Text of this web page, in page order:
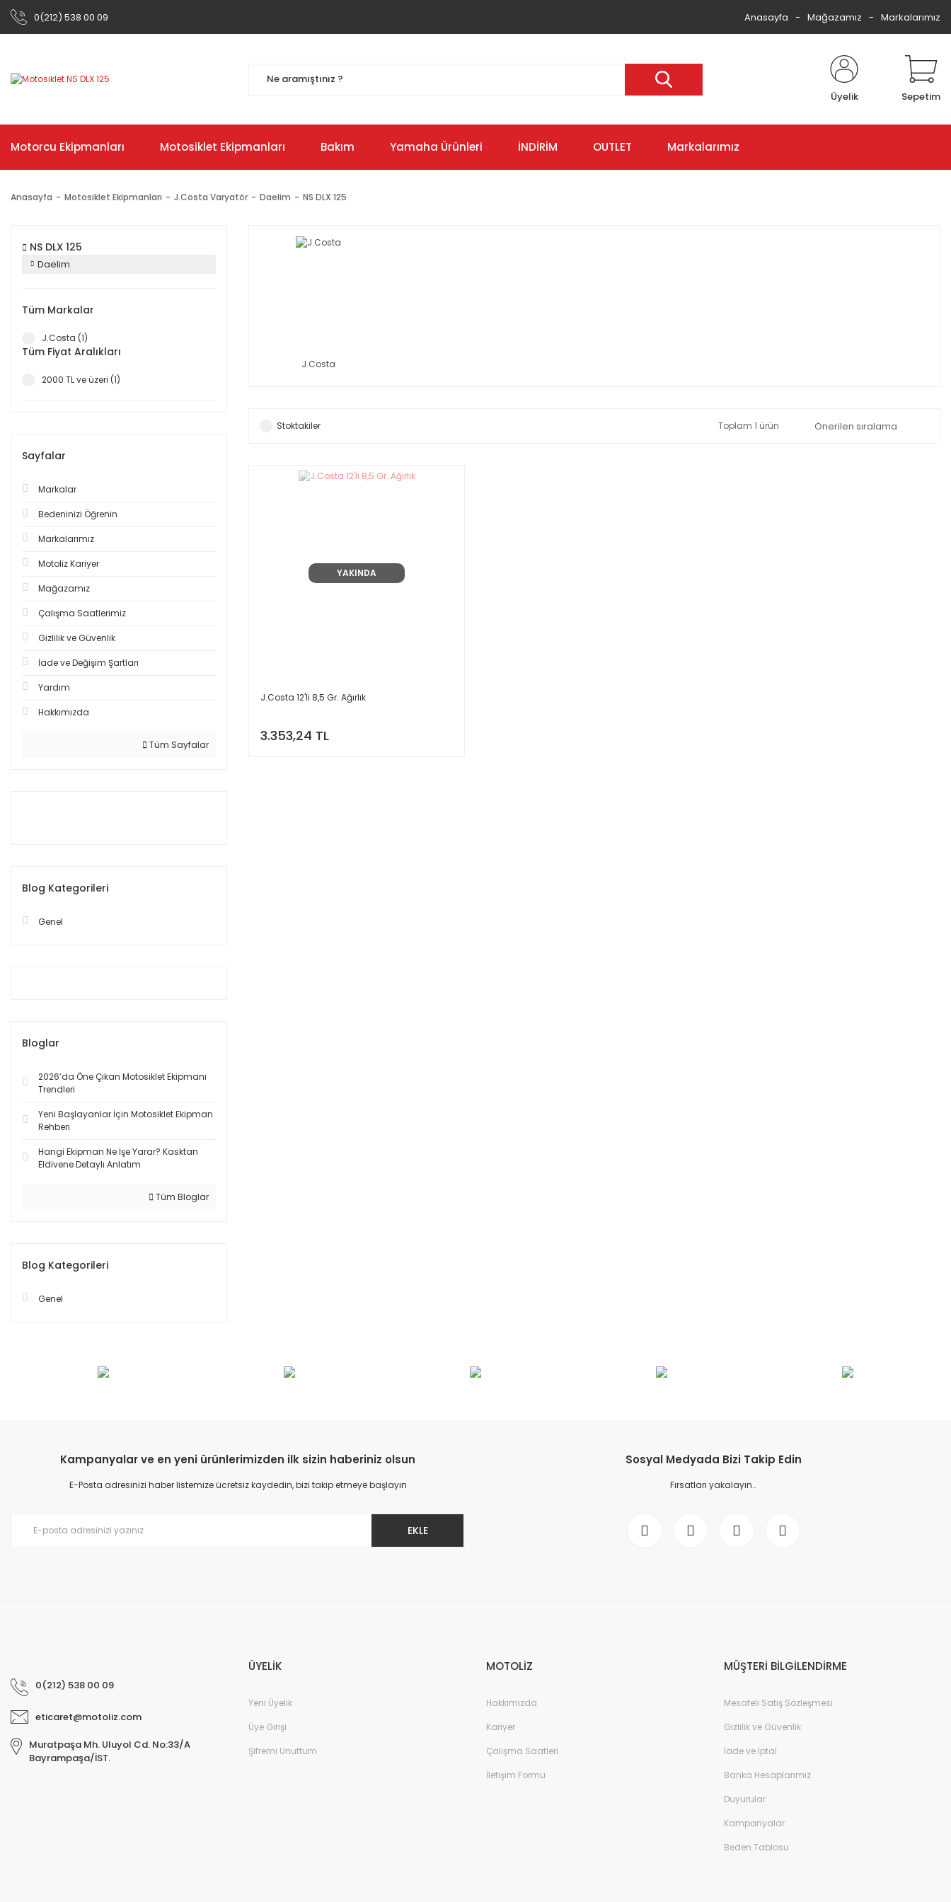
0(212) 538 00 09 Anasayfa Mağazamız Markalarımız
Üyelik Sepetim
Motorcu Ekipmanları Motosiklet Ekipmanları Bakım Yamaha Ürünleri İNDİRİM OUTLET Markalarımız
Anasayfa Motosiklet Ekipmanları J.Costa Varyatör Daelim NS DLX 125
NS DLX 125
Daelim
Tüm Markalar
J.Costa (1)
Tüm Fiyat Aralıkları
2000 TL ve üzeri (1)
Sayfalar
Markalar
Bedeninizi Öğrenin
Markalarımız
Motoliz Kariyer
Mağazamız
Çalışma Saatlerimiz
Gizlilik ve Güvenlik
İade ve Değişim Şartları
Yardım
Hakkımızda
Tüm Sayfalar
Blog Kategorileri
Genel
Bloglar
2026’da Öne Çıkan Motosiklet Ekipmanı
Trendleri
Yeni Başlayanlar İçin Motosiklet Ekipman
Rehberi
Hangi Ekipman Ne İşe Yarar? Kasktan
Eldivene Detaylı Anlatım
Tüm Bloglar
Blog Kategorileri
Genel
J.Costa
Stoktakiler Toplam 1 ürün
YAKINDA
J.Costa 12'li 8,5 Gr. Ağırlık
3.353,24 TL
Kampanyalar ve en yeni ürünlerimizden ilk sizin haberiniz olsun
E-Posta adresinizi haber listemize ücretsiz kaydedin, bizi takip etmeye başlayın
EKLE
Sosyal Medyada Bizi Takip Edin
Fırsatları yakalayın..
0(212) 538 00 09
eticaret@motoliz.com
Muratpaşa Mh. Uluyol Cd. No:33/A
Bayrampaşa/İST.
ÜYELİK
Yeni Üyelik
Üye Girişi
Şifremi Unuttum
MOTOLİZ
Hakkımızda
Kariyer
Çalışma Saatleri
İletişim Formu
MÜŞTERİ BİLGİLENDİRME
Mesafeli Satış Sözleşmesi
Gizlilik ve Güvenlik
İade ve İptal
Banka Hesaplarımız
Duyurular
Kampanyalar
Beden Tablosu